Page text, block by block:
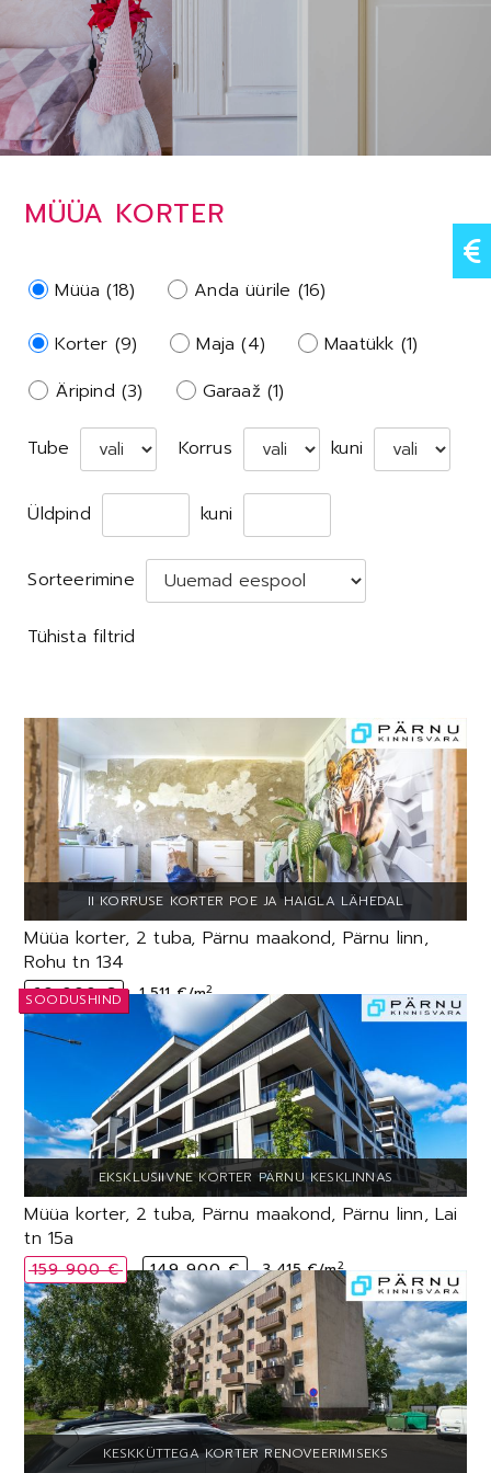
MÜÜA KORTER
Müüa (18) Anda üürile (16)
Korter (9) Maja (4)
Maatükk (1)
Äripind (3)
Garaaž (1)
Tube Korrus kuni
Üldpind kuni
Sorteerimine
Tühista filtrid
Müüa korter, 2 tuba, Pärnu maakond, Pärnu linn,
Rohu tn 134
60 000 € 1 511 €/m2
Müüa korter, 2 tuba, Pärnu maakond, Pärnu linn, Lai
tn 15a
159 900 € 149 900 € 3 415 €/m2